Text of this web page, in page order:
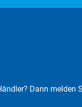
Dann